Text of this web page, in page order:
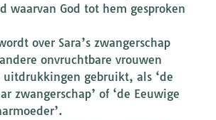
waarvan God tot hem gesproken
over Sara’s zwangerschap
onvruchtbare vrouwen
gebruikt, als ‘de
zwangerschap’ of ‘de Eeuwige